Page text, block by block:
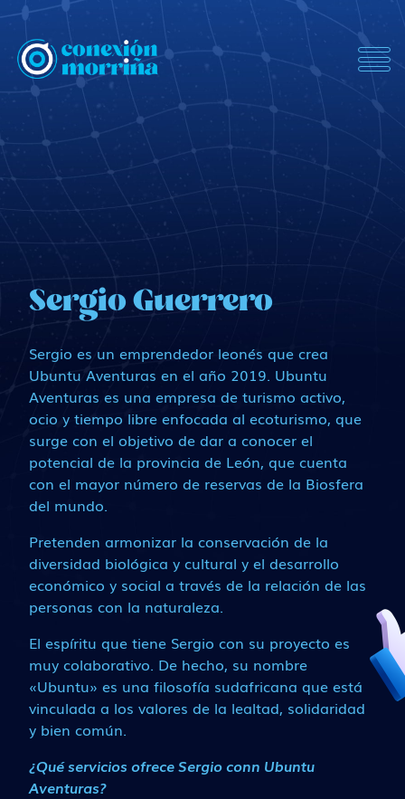
ConexionMorrina
Sergio Guerrero
Sergio es un emprendedor leonés que crea
Ubuntu Aventuras en el año 2019. Ubuntu
Aventuras es una empresa de turismo activo,
ocio y tiempo libre enfocada al ecoturismo, que
surge con el objetivo de dar a conocer el
potencial de la provincia de León, que cuenta
con el mayor número de reservas de la Biosfera
del mundo.
Pretenden armonizar la conservación de la
diversidad biológica y cultural y el desarrollo
económico y social a través de la relación de las
personas con la naturaleza.
El espíritu que tiene Sergio con su proyecto es
muy colaborativo. De hecho, su nombre
«Ubuntu» es una filosofía sudafricana que está
vinculada a los valores de la lealtad, solidaridad
y bien común.
¿Qué servicios ofrece Sergio conn Ubuntu
Aventuras?